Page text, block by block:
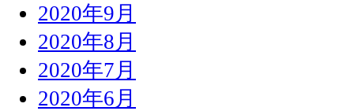
2020年9月
2020年8月
2020年7月
2020年6月